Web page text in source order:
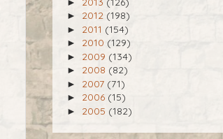
► 2012 (198)
► 2011 (154)
► 2010 (129)
► 2009 (134)
► 2008 (82)
► 2007 (71)
► 2006 (15)
► 2005 (182)